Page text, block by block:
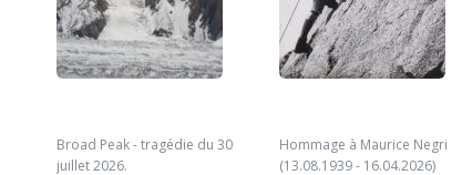
Broad Peak - tragédie du 30
juillet 2026.
Hommage à Maurice Negri
(13.08.1939 - 16.04.2026)